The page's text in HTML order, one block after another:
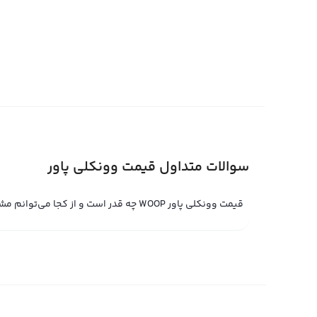
قیمت وونکلی پاور را می‌توان براساس پول‌های فیات مختلف
قیمت آن تغییر کند.
سوالات متداول قیمت وونکلی پاور
قیمت وونکلی پاور WOOP چه قدر است و از کجا می‌توانم مشاهده کنم؟